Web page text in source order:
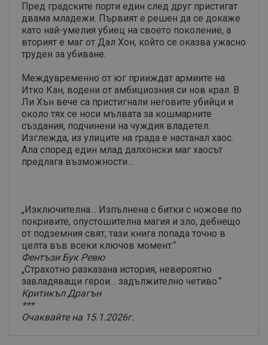
Пред градските порти един след друг пристигат
двама младежи. Първият е решен да се докаже
като най-умелия убиец на своето поколение, а
вторият e маг от Дал Хон, който се оказва ужасно
труден за убиване.
Междувременно от юг прииждат армиите на
Итко Кан, водени от амбициозния си нов крал. В
Ли Хън вече са пристигнали неговите убийци и
около тях се носи мълвата за кошмарните
създания, подчинени на чуждия владетел.
Изглежда, из улиците на града е настанал хаос.
Ала според един млад далхонски маг хаосът
предлага възможности…
„Изключителна… Изпълнена с битки с ножове по
покривите, опустошителна магия и зло, дебнещо
от подземния свят, тази книга попада точно в
целта във всеки ключов момент.“
Фентъзи Бук Ревю
„Страхотно разказана история, невероятно
завладяващи герои… задължително четиво.“
Критикъл Драгън
***
Очаквайте на 15.1.2026г.